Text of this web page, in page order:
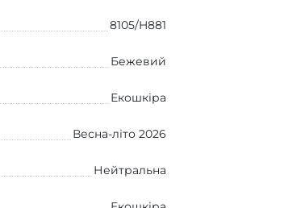
8105/H881
Бежевий
Екошкіра
Весна-літо 2026
Нейтральна